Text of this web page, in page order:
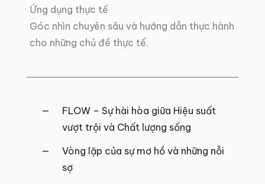
Ứng dụng thực tế
Góc nhìn chuyên sâu và hướng dẫn thực hành
cho những chủ đề thực tế.
FLOW – Sự hài hòa giữa Hiệu suất
vượt trội và Chất lượng sống
Vòng lặp của sự mơ hồ và những nỗi
sợ